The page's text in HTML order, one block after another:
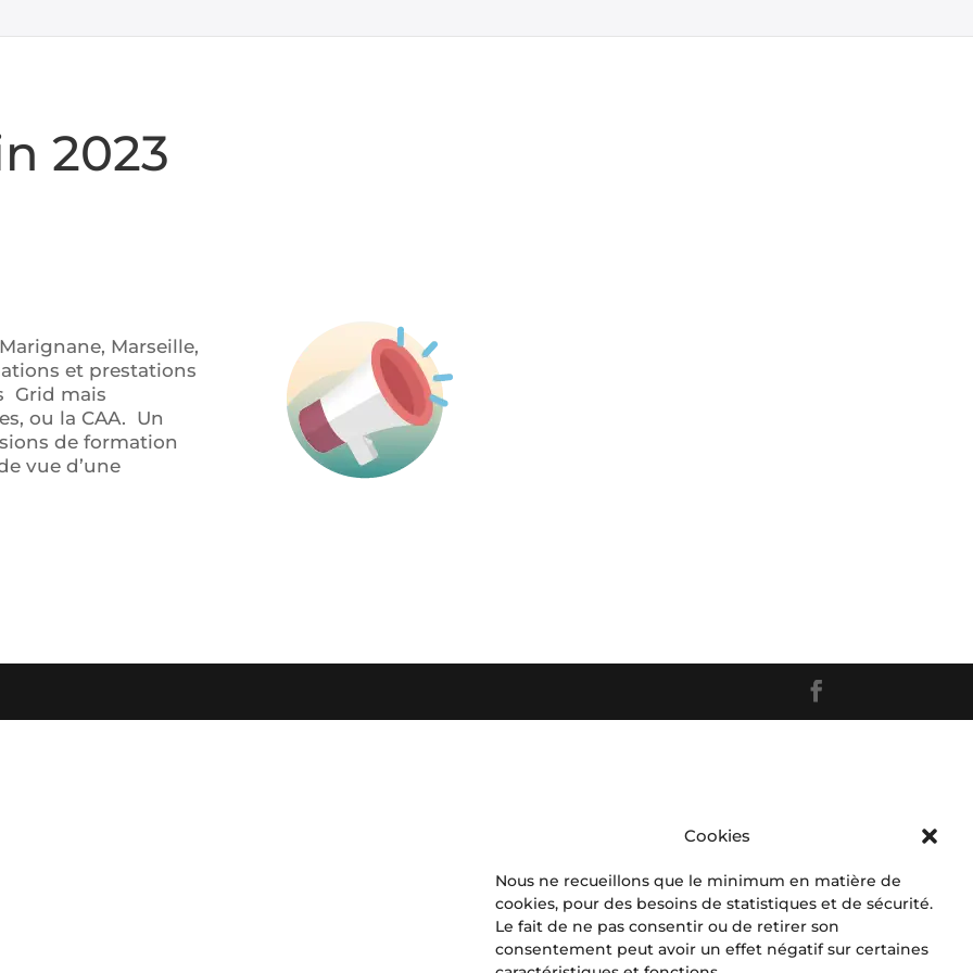
Cookies
Nous ne recueillons que le minimum en matière de
cookies, pour des besoins de statistiques et de sécurité.
Le fait de ne pas consentir ou de retirer son
consentement peut avoir un effet négatif sur certaines
2023
Marseille,
et prestations
Grid mais
ou la CAA. Un
de formation
vue d’une